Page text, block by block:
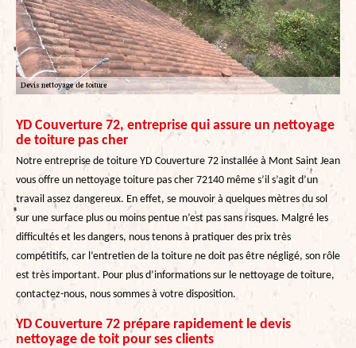
YD Couverture 72, entreprise qui assure un nettoyage
de toiture pas cher
Notre entreprise de toiture YD Couverture 72 installée à Mont Saint Jean
vous offre un nettoyage toiture pas cher 72140 même s’il s’agit d’un
travail assez dangereux. En effet, se mouvoir à quelques mètres du sol
sur une surface plus ou moins pentue n’est pas sans risques. Malgré les
difficultés et les dangers, nous tenons à pratiquer des prix très
compétitifs, car l’entretien de la toiture ne doit pas être négligé, son rôle
est très important. Pour plus d’informations sur le nettoyage de toiture,
contactez-nous, nous sommes à votre disposition.
YD Couverture 72 prépare rapidement le devis
nettoyage de toit pour ses clients